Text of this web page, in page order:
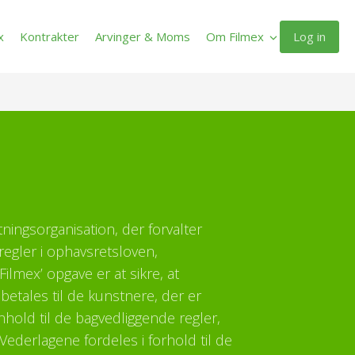
Kontrakter Arvinger & Moms Om Filmex Log in
der forvalter
i ophavsretsloven,
opgave er at sikre, at
til de kunstnere, der er
til de bagvedliggende regler,
fordeles i forhold til de